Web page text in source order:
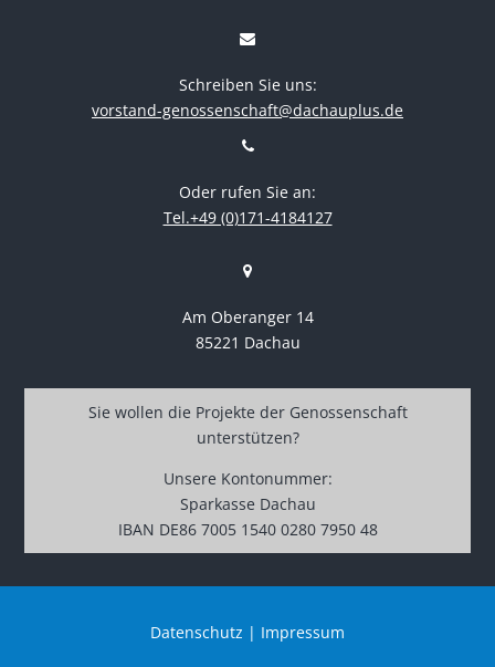
Schreiben Sie uns:
vorstand-genossenschaft@dachauplus.de
Oder rufen Sie an:
Tel.+49 (0)171-4184127
Am Oberanger 14
85221 Dachau
Sie wollen die Projekte der Genossenschaft
unterstützen?
Unsere Kontonummer:
Sparkasse Dachau
IBAN DE86 7005 1540 0280 7950 48
Datenschutz | Impressum